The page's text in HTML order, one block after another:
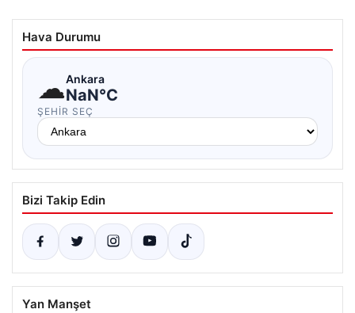
Hava Durumu
☁Ankara
NaN°C
ŞEHIR SEÇ
Bizi Takip Edin
Yan Manşet